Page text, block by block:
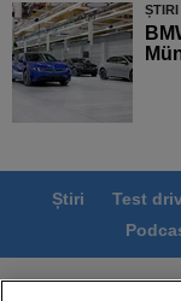
Știri Test
Termeni si